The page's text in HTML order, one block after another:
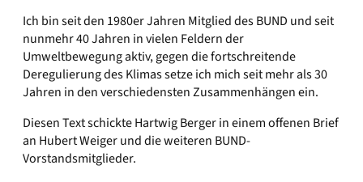
Ich bin seit den 1980er Jahren Mitglied des BUND und seit
nunmehr 40 Jahren in vielen Feldern der
Umweltbewegung aktiv, gegen die fortschreitende
Deregulierung des Klimas setze ich mich seit mehr als 30
Jahren in den verschiedensten Zusammenhängen ein.
Diesen Text schickte Hartwig Berger in einem offenen Brief
an Hubert Weiger und die weiteren BUND-
Vorstandsmitglieder.